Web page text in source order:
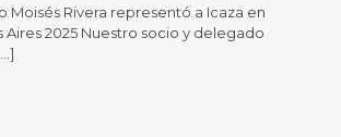
Moisés Rivera representó a Icaza en
Aires 2025 Nuestro socio y delegado